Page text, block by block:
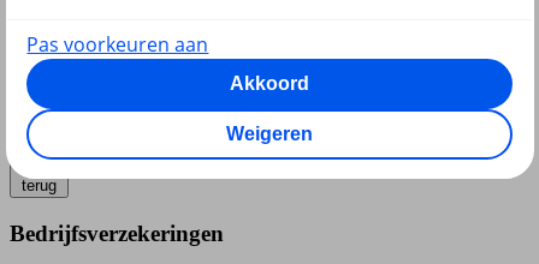
terug
Bedrijfsverzekeringen
Pas voorkeuren aan
Akkoord
Weigeren